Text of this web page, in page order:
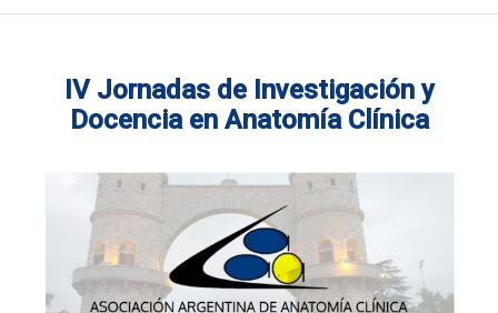
IV Jornadas de Investigación y
Docencia en Anatomía Clínica